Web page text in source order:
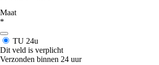
Maat
*
TU 24u
Dit veld is verplicht
Verzonden binnen 24 uur